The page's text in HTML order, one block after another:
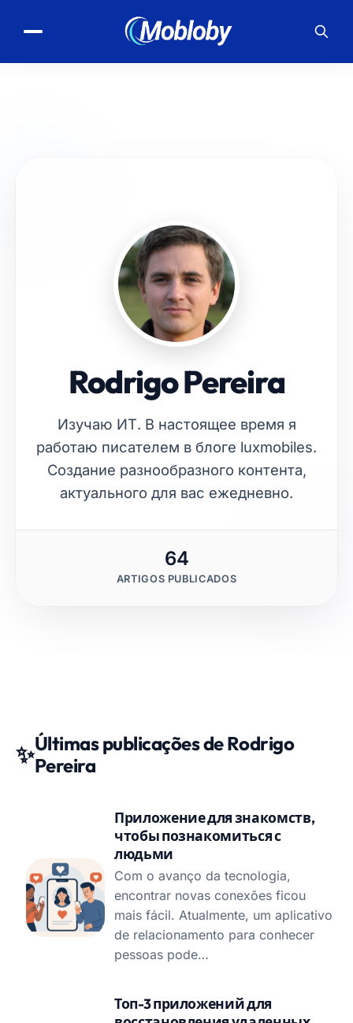
Rodrigo Pereira
Изучаю ИТ. В настоящее время я
работаю писателем в блоге luxmobiles.
Создание разнообразного контента,
актуального для вас ежедневно.
64
ARTIGOS PUBLICADOS
✨Últimas publicações de Rodrigo
Pereira
Приложение для знакомств,
чтобы познакомиться с
людьми
Com o avanço da tecnologia,
encontrar novas conexões ficou
mais fácil. Atualmente, um aplicativo
de relacionamento para conhecer
pessoas pode…
Топ-3 приложений для